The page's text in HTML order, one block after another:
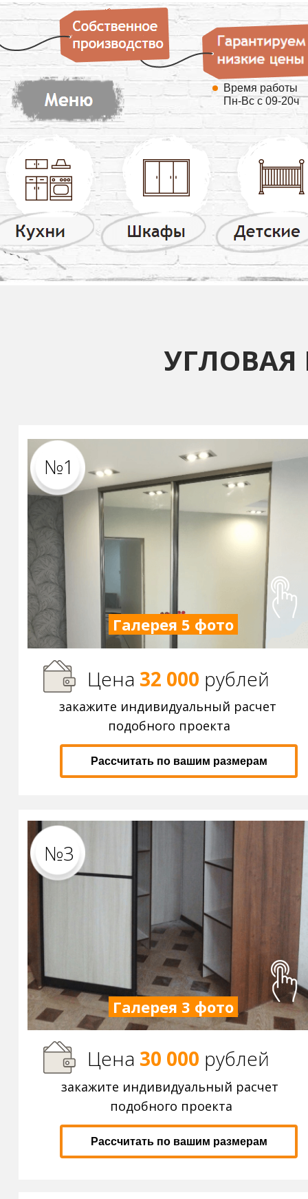
Цена 32 000 рублей
№1
Время работы
Пн-Вс с 09-20ч
Рассчитать по вашим размерам
Галерея 3 фото
закажите индивидуальный расчет
подобного проекта
Цена 30 000 рублей
№3
Галерея 5 фото
Рассчитать по вашим размерам
закажите индивидуальный расчет
подобного проекта
УГЛОВАЯ